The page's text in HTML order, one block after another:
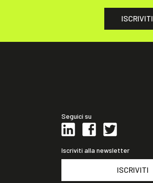
ISCRIVITI
Seguici su
Iscriviti alla newsletter
ISCRIVITI